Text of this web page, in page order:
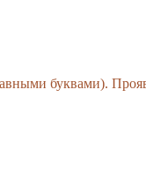
буквами).